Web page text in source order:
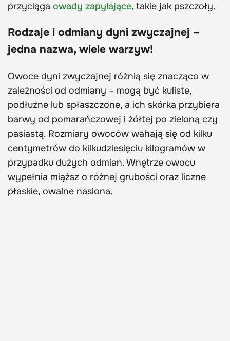
przyciąga owady zapylające, takie jak pszczoły.
Rodzaje i odmiany dyni zwyczajnej –
jedna nazwa, wiele warzyw!
Owoce dyni zwyczajnej różnią się znacząco w
zależności od odmiany – mogą być kuliste,
podłużne lub spłaszczone, a ich skórka przybiera
barwy od pomarańczowej i żółtej po zieloną czy
pasiastą. Rozmiary owoców wahają się od kilku
centymetrów do kilkudziesięciu kilogramów w
przypadku dużych odmian. Wnętrze owocu
wypełnia miąższ o różnej grubości oraz liczne
płaskie, owalne nasiona.